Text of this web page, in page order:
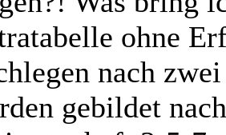
ohne
nach
gebildet